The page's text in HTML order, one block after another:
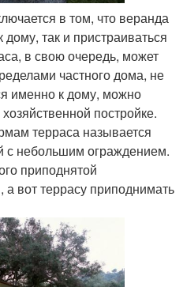
в том, что веранда
так и пристраиваться
в свою очередь, может
частного дома, не
именно к дому, можно
постройке.
терраса называется
с небольшим ограждением.
приподнятой
а вот террасу приподнимать